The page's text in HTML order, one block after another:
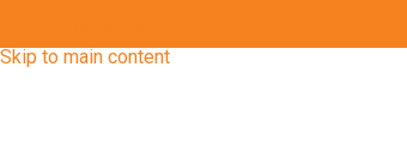
Skip to main content